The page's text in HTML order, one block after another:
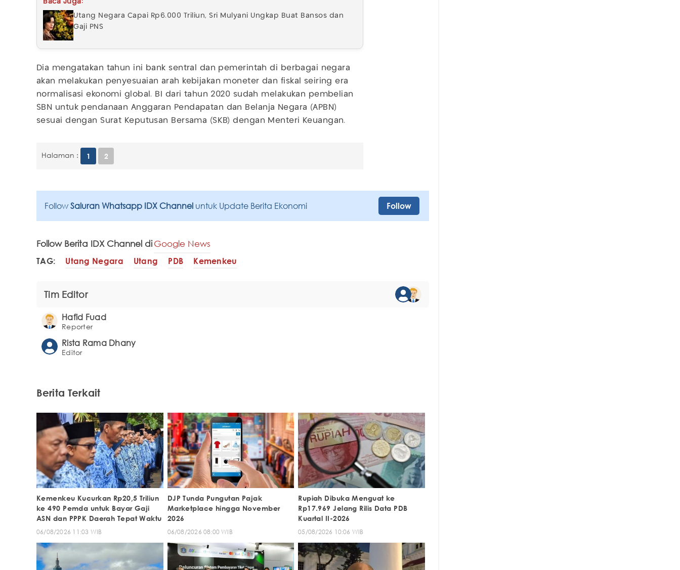
Baca Juga:
Utang Negara Capai Rp6.000 Triliun, Sri Mulyani Ungkap Buat Bansos dan
Gaji PNS
Dia mengatakan tahun ini bank sentral dan pemerintah di berbagai negara
akan melakukan penyesuaian arah kebijakan moneter dan fiskal seiring era
normalisasi ekonomi global. BI dari tahun 2020 sudah melakukan pembelian
SBN untuk pendanaan Anggaran Pendapatan dan Belanja Negara (APBN)
sesuai dengan Surat Keputusan Bersama (SKB) dengan Menteri Keuangan.
Halaman : 1 2
Follow Saluran Whatsapp IDX Channel untuk Update Berita Ekonomi Follow
Follow Berita IDX Channel diGoogle News
TAG: Utang Negara Utang PDB Kemenkeu
Tim Editor
Hafid Fuad
Reporter
Rista Rama Dhany
Editor
Berita Terkait
Kemenkeu Kucurkan Rp20,5 Triliun
ke 490 Pemda untuk Bayar Gaji
ASN dan PPPK Daerah Tepat Waktu
06/08/2026 11:03 WIB
DJP Tunda Pungutan Pajak
Marketplace hingga November
2026
06/08/2026 08:00 WIB
Rupiah Dibuka Menguat ke
Rp17.969 Jelang Rilis Data PDB
Kuartal II-2026
05/08/2026 10:06 WIB